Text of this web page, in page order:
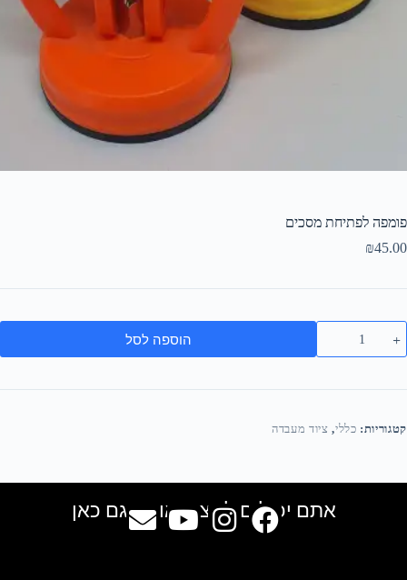
פומפה לפתיחת מסכים
₪45.00
הוספה לסל
קטגוריות: כללי, ציוד מעבדה
אתם יכולים למצוא אותנו גם כאן